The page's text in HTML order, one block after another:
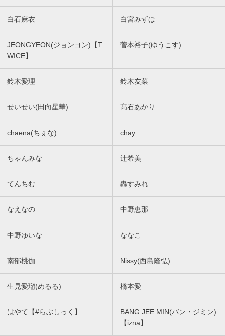
白石麻衣 白宮みずほ
JEONGYEON(ジョンヨン)【T
WICE】
菅本裕子(ゆうこす)
鈴木愛理 鈴木友菜
せいせい(田向星華) 髙石あかり
chaena(ちぇな) chay
ちゃんみな 辻希美
てんちむ 轟すみれ
なえなの 中野恵那
中野ゆいな ななこ
南部桃伽 Nissy(西島隆弘)
生見愛瑠(めるる) 橋本愛
はやて【#らぶしっく】
BANG JEE MIN(バン・ジミン)
【izna】